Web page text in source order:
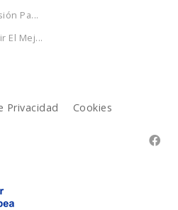
Pa...
El Mej...
Privacidad Cookies
